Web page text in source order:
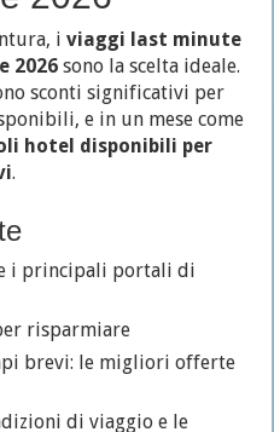
iviaggi last minute
2026 sono la scelta ideale.
sconti significativi per
e in un mese come
hotel disponibili per
.
i principali portali di
risparmiare
brevi: le migliori offerte
di viaggio e le